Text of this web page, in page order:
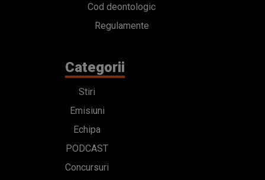
Cod deontologic
Regulamente
Categorii
Stiri
Emisiuni
Echipa
PODCAST
Concursuri